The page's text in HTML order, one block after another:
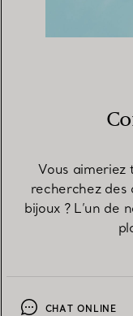
Vous aimeriez
recherchez des
bijoux ? L’un de
CHAT ONLINE